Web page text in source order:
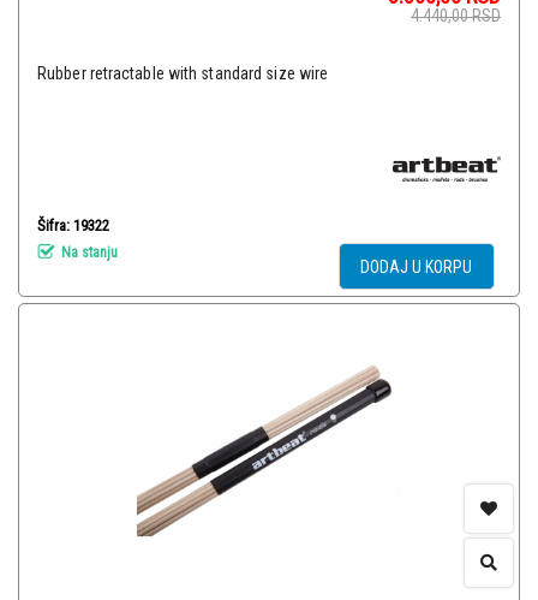
4.440,00RSD
Rubber retractable with standard size wire
Šifra: 19322
Na stanju
DODAJ U KORPU